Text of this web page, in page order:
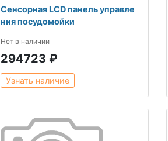
Сенсорная LCD панель управле
ния посудомойки
Нет в наличии
294723 ₽
Узнать наличие